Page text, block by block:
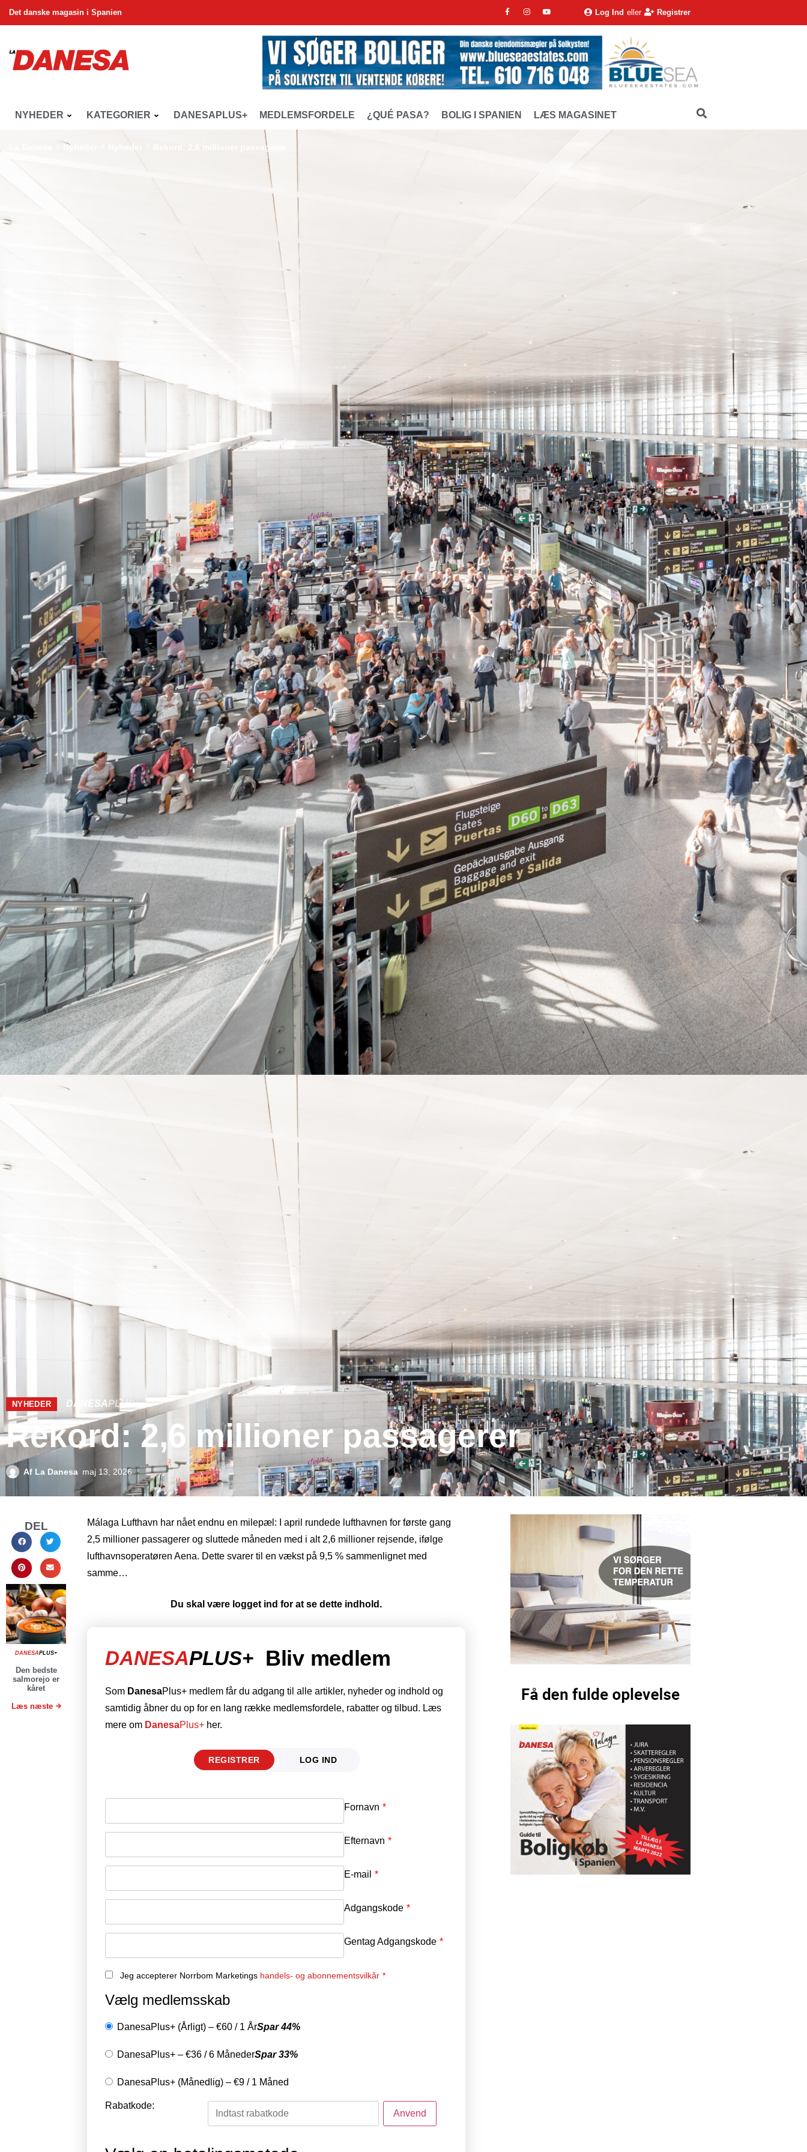
Det danske magasin i Spanien Log Ind eller Registrer
NYHEDER KATEGORIER DANESAPLUS+ MEDLEMSFORDELE ¿QUÉ PASA? BOLIG I SPANIEN LÆS MAGASINET
Nyheder Nyheder Rekord: 2,6 millioner passagerer
NYHEDER DANESAPLUS+
Rekord: 2,6 millioner passagerer
Af La Danesa maj 13, 2026
DEL
DANESAPLUS+
Den bedste
salmorejo er
kåret
Læs næste
Málaga Lufthavn har nået endnu en milepæl: I april rundede lufthavnen for første gang
2,5 millioner passagerer og sluttede måneden med i alt 2,6 millioner rejsende, ifølge
lufthavnsoperatøren Aena. Dette svarer til en vækst på 9,5 % sammenlignet med
samme…
Du skal være logget ind for at se dette indhold.
DANESAPLUS+ Bliv medlem
Som DanesaPlus+ medlem får du adgang til alle artikler, nyheder og indhold og
samtidig åbner du op for en lang række medlemsfordele, rabatter og tilbud. Læs
mere om DanesaPlus+ her.
REGISTRER LOG IND
Fornavn *
Efternavn *
E-mail *
Adgangskode *
Gentag Adgangskode *
Jeg accepterer Norrbom Marketings handels- og abonnementsvilkår *
Vælg medlemsskab
DanesaPlus+ (Årligt) – €60 / 1 ÅrSpar 44%
DanesaPlus+ – €36 /6 MånederSpar 33%
DanesaPlus+ (Månedlig) – €9 / 1 Måned
Rabatkode:
E-mail
Adgangskode